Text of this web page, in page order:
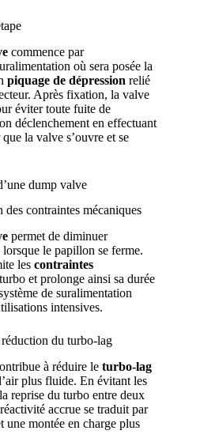
commence par
où sera posée la
piquage de dépression relié
Après fixation, la valve
éviter toute fuite de
déclenchement en effectuant
la valve s’ouvre et se
dump valve
contraintes mécaniques
permet de diminuer
le papillon se ferme.
les contraintes
et prolonge ainsi sa durée
de suralimentation
intensives.
du turbo-lag
à réduire le turbo-lag
plus fluide. En évitant les
reprise du turbo entre deux
accrue se traduit par
une montée en charge plus